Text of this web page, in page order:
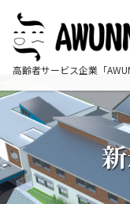
高齢者サービス企業「